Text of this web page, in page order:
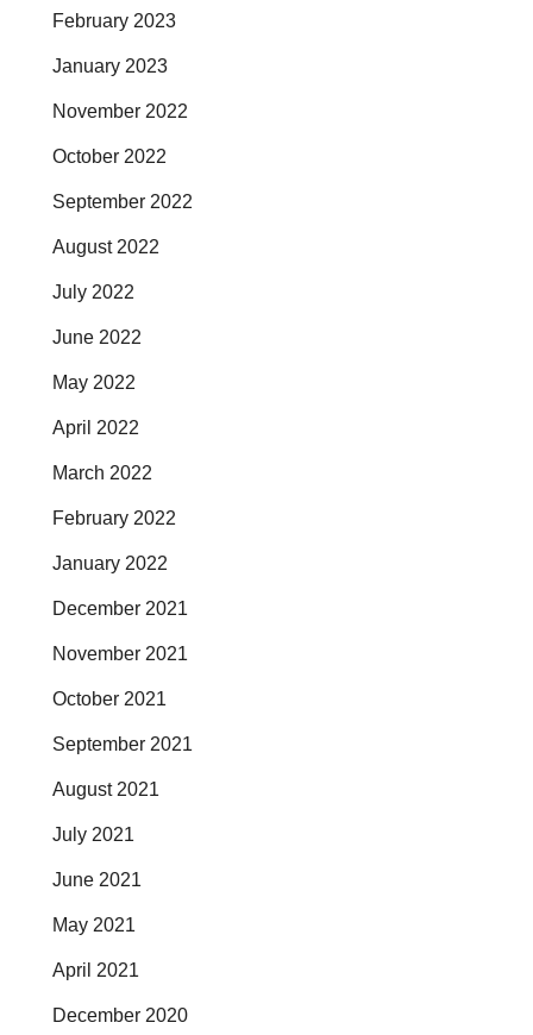
February 2023
January 2023
November 2022
October 2022
September 2022
August 2022
July 2022
June 2022
May 2022
April 2022
March 2022
February 2022
January 2022
December 2021
November 2021
October 2021
September 2021
August 2021
July 2021
June 2021
May 2021
April 2021
December 2020